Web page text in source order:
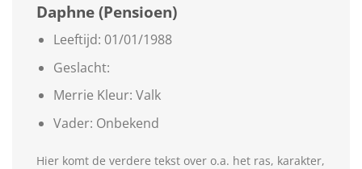
Daphne (Pensioen)
Leeftijd: 01/01/1988
Geslacht:
Merrie Kleur: Valk
Vader: Onbekend
Hier komt de verdere tekst over o.a. het ras, karakter,